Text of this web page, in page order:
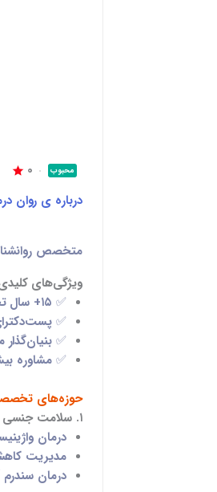
محبوب
0
درباره ی روان
متخصص
ویژگی‌های
✅ ۱۵+ سال تجربه تخصصی
✅
✅
✅ مشاوره بیش از
حوزه‌های
۱. سلامت جنسی (سکس تراپی):
درمان
مدیریت
درمان